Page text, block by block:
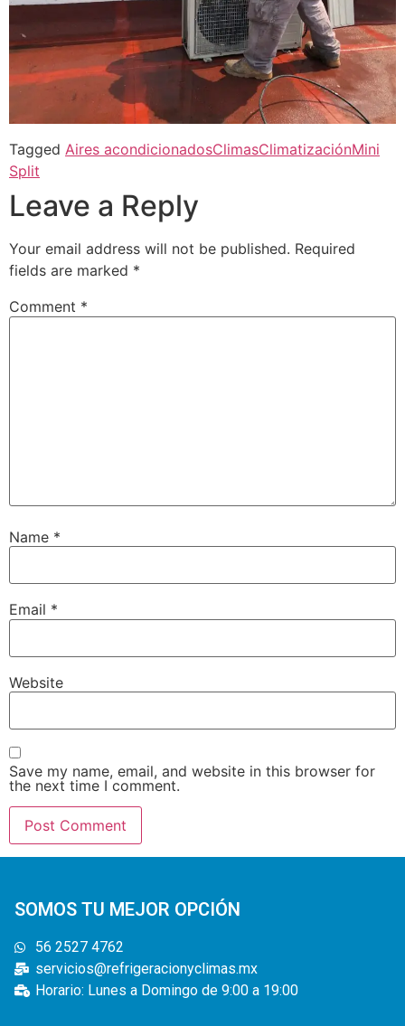
Tagged Aires acondicionadosClimasClimatizaciónMini
Split
Leave a Reply
Your email address will not be published. Required
fields are marked *
Comment *
Name *
Email *
Website
Save my name, email, and website in this browser for
the next time I comment.
SOMOS TU MEJOR OPCIÓN
56 2527 4762
servicios@refrigeracionyclimas.mx
Horario: Lunes a Domingo de 9:00 a 19:00